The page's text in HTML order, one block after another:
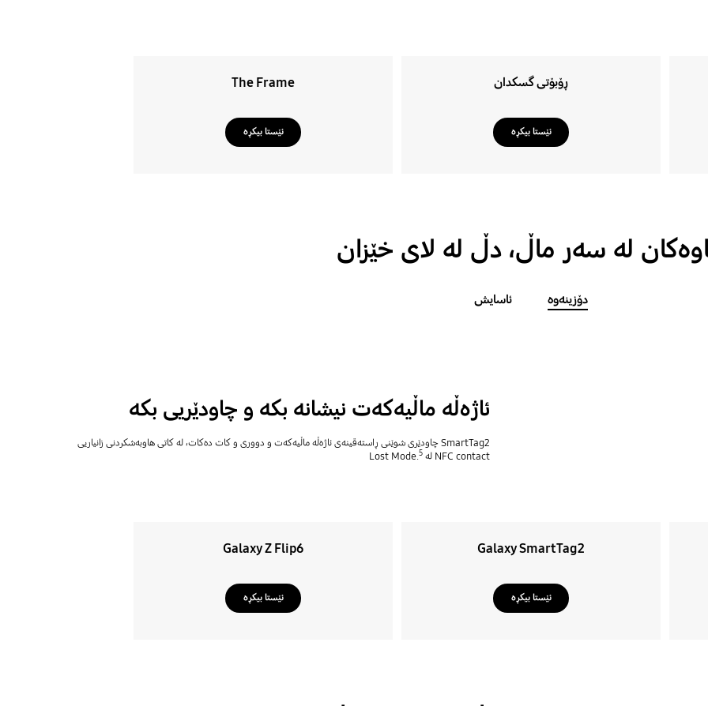
ڕۆبۆتی گسکدان
ئێستا بیکڕە
The Frame
ئێستا بیکڕە
لە سەر ماڵ، دڵ لە لای خێزان
دۆزینەوە ئاسایش
ئاژەڵە ماڵیەکەت نیشانە بکە و چاودێریی بکە
SmartTag2 چاودێری شوێنی ڕاستەقینەی ئاژەڵە ماڵیەکەت و دووری و کات دەکات، لە کاتی هاوبەشکردنی زانیاریی
NFC contact لە Lost Mode.
5
Galaxy SmartTag2
ئێستا بیکڕە
Galaxy Z Flip6
ئێستا بیکڕە